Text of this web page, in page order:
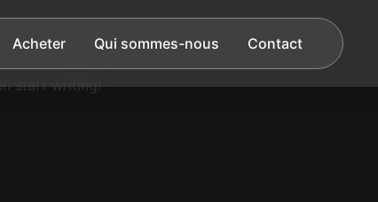
Acheter Qui sommes-nous Contact
start writing!